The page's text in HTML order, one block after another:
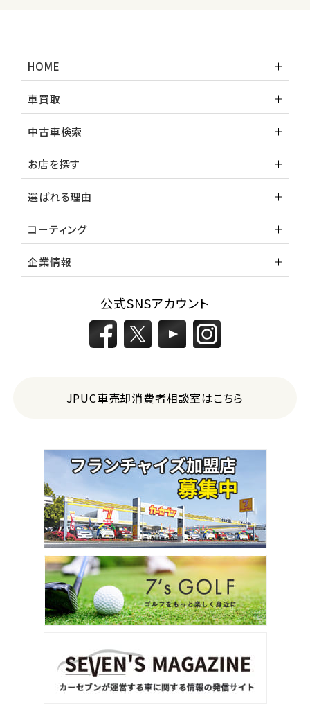
HOME
車買取
中古車検索
お店を探す
選ばれる理由
コーティング
企業情報
公式SNSアカウント
JPUC車売却消費者相談室はこちら